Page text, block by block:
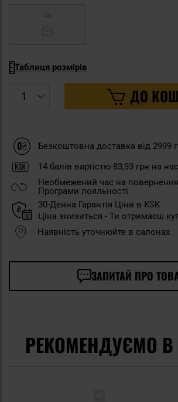
Таблиця розмірів
ДО
Безкоштовна доставка від 2999
14 балів вартістю 83,93 грн на
Необмежений час на
Програми лояльності
30-Денна Гарантія Ціни в KSK
Ціна знизиться - Ти отримаєш
Наявність уточнюйте в салонах
ЗАПИТАЙ ПРО
РЕКОМЕНДУЄМО В